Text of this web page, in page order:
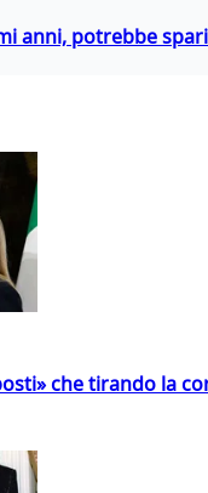
anni, potrebbe
che tirando la